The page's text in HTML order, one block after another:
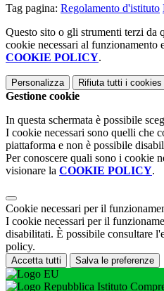
Tag pagina: Regolamento d'istituto
Questo sito o gli strumenti terzi da
cookie necessari al
COOKIE POLICY.
Personalizza Rifiuta tutti i cookies
Gestione cookie
In questa schermata è possibile
I cookie necessari sono quelli che
piattaforma e non è possibile
Per conoscere quali sono i cookie
visionare la COOKIE POLICY.
Cookie necessari per il
I cookie necessari per il
disabilitati. È possibile consultare
policy.
Accetta tutti Salva le preferenze
Istituto